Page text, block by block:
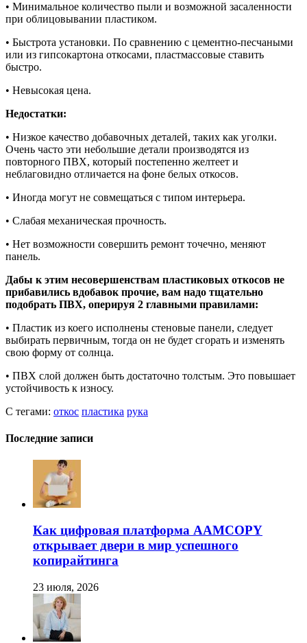
• Минимальное количество пыли и возможной засаленности
при облицовывании пластиком.
• Быстрота установки. По сравнению с цементно-песчаными
или из гипсокартона откосами, пластмассовые ставить
быстро.
• Невысокая цена.
Недостатки:
• Низкое качество добавочных деталей, таких как уголки.
Очень часто эти небольшие детали производятся из
повторного ПВХ, который постепенно желтеет и
неблаговидно отличается на фоне белых откосов.
• Иногда могут не совмещаться с типом интерьера.
• Слабая механическая прочность.
• Нет возможности совершить ремонт точечно, меняют
панель.
Дабы к этим несовершенствам пластиковых откосов не
прибавились вдобавок прочие, вам надо тщательно
подобрать ПВХ, оперируя 2 главными правилами:
• Пластик из коего исполнены стеновые панели, следует
выбирать первичным, тогда он не будет сгорать и изменять
свою форму от солнца.
• ПВХ слой должен быть достаточно толстым. Это повышает
устойчивость к износу.
С тегами: откос пластика рука
Последние записи
Как цифровая платформа AAMCOPY
открывает двери в мир успешного
копирайтинга
23 июля, 2026